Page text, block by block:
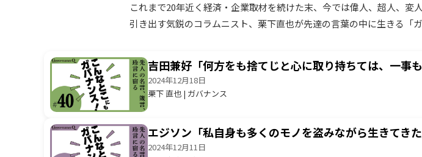
これまで20年近く経済・企業取材を続けた末、今では偉人、超人、
引き出す気鋭のコラムニスト、栗下直也が先達の言葉の中に生きる「
吉田兼好「何方をも捨てじと心に取り持ちては、一事
2024年12月18日
栗下 直也 | ガバナンス
エジソン「私自身も多くのモノを盗みながら生きてき
2024年12月11日